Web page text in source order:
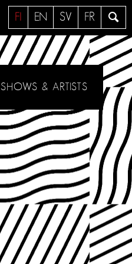
a
e
FI EN SV FR
SHOWS & ARTISTS